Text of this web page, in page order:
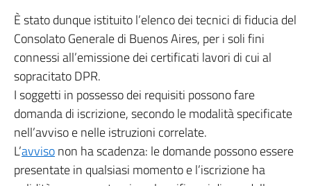
È stato dunque istituito l’elenco dei tecnici di fiducia del
Consolato Generale di Buenos Aires, per i soli fini
connessi all’emissione dei certificati lavori di cui al
sopracitato DPR.
I soggetti in possesso dei requisiti possono fare
domanda di iscrizione, secondo le modalità specificate
nell’avviso e nelle istruzioni correlate.
L’avvisonon ha scadenza: le domande possono essere
presentate in qualsiasi momento e l’iscrizione ha